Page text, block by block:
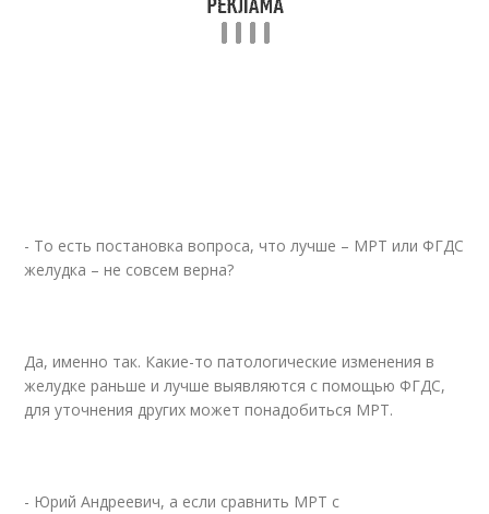
- То есть постановка вопроса, что лучше – МРТ или ФГДС
желудка – не совсем верна?
Да, именно так. Какие-то патологические изменения в
желудке раньше и лучше выявляются с помощью ФГДС,
для уточнения других может понадобиться МРТ.
- Юрий Андреевич, а если сравнить МРТ с